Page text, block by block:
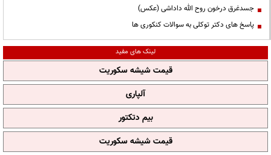
جسدغرق درخون روح الله داداشی (عکس)
پاسخ های دکتر توکلی به سوالات کنکوری ها
لینک های مفید
قیمت شیشه سکوریت
آلپاری
بیم دتکتور
قیمت شیشه سکوریت